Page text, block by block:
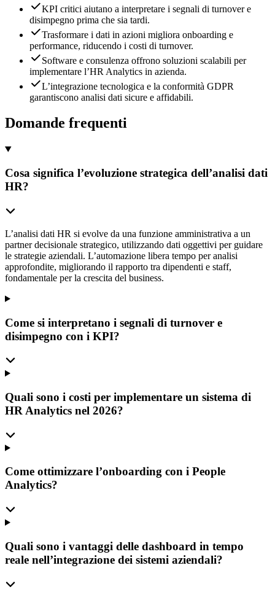
KPI critici aiutano a interpretare i segnali di turnover e
disimpegno prima che sia tardi.
Trasformare i dati in azioni migliora onboarding e
performance, riducendo i costi di turnover.
Software e consulenza offrono soluzioni scalabili per
implementare l’HR Analytics in azienda.
L’integrazione tecnologica e la conformità GDPR
garantiscono analisi dati sicure e affidabili.
Domande frequenti
Cosa significa l’evoluzione strategica dell’analisi dati
HR?
L’analisi dati HR si evolve da una funzione amministrativa a un
partner decisionale strategico, utilizzando dati oggettivi per guidare
le strategie aziendali. L’automazione libera tempo per analisi
approfondite, migliorando il rapporto tra dipendenti e staff,
fondamentale per la crescita del business.
Come si interpretano i segnali di turnover e
disimpegno con i KPI?
Quali sono i costi per implementare un sistema di
HR Analytics nel 2026?
Come ottimizzare l’onboarding con i People
Analytics?
Quali sono i vantaggi delle dashboard in tempo
reale nell’integrazione dei sistemi aziendali?